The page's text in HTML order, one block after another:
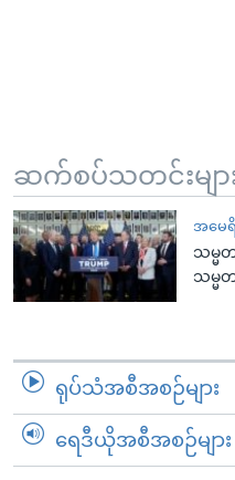
ဆက်စပ်သတင်းမျာ
အမေ
သမ္မ
သမ္
ရုပ်သံအစီအစဉ်များ
ရေဒီယိုအစီအစဉ်များ